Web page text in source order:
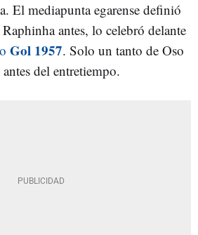
El mediapunta egarense definió
antes, lo celebró delante
Gol 1957. Solo un tanto de Oso
del entretiempo.